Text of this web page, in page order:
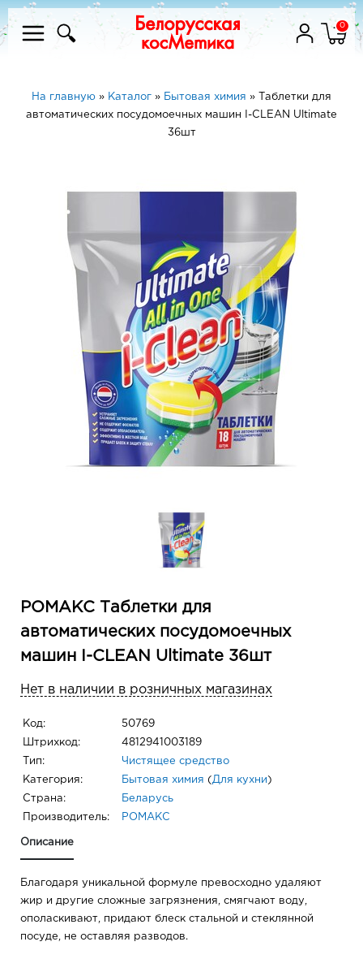
0
На главную » Каталог » Бытовая химия »
Таблетки для
автоматических посудомоечных машин I-CLEAN Ultimate
36шт
РОМАКС Таблетки для
автоматических посудомоечных
машин I-CLEAN Ultimate 36шт
Нет в наличии в розничных магазинах
Код: 50769
Штрихкод: 4812941003189
Тип: Чистящее средство
Категория: Бытовая химия ( Для кухни )
Страна: Беларусь
Производитель: РОМАКС
Описание
Благодаря уникальной формуле превосходно удаляют
жир и другие сложные загрязнения, смягчают воду,
ополаскивают, придают блеск стальной и стеклянной
посуде, не оставляя разводов.